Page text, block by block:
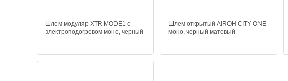
Шлем модуляр XTR MODE1 c
электроподогревом моно, черный
Шлем открытый AIROH CITY ONE
моно, черный матовый